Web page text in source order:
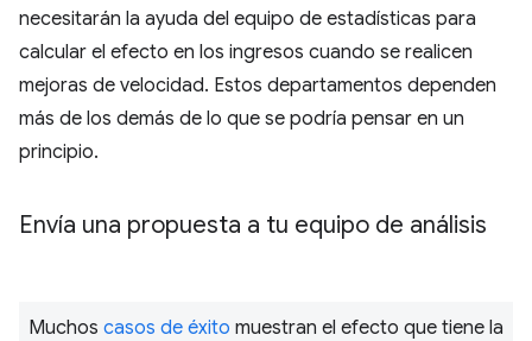
necesitarán la ayuda del equipo de estadísticas para
calcular el efecto en los ingresos cuando se realicen
mejoras de velocidad. Estos departamentos dependen
más de los demás de lo que se podría pensar en un
principio.
Envía una propuesta a tu equipo de análisis
Muchos casos de éxito muestran el efecto que tiene la